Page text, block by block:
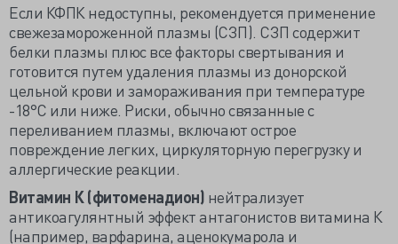
Если КФПК недоступны, рекомендуется применение
свежезамороженной плазмы (СЗП). СЗП содержит
белки плазмы плюс все факторы свертывания и
готовится путем удаления плазмы из донорской
цельной крови и замораживания при температуре
-18°C или ниже. Риски, обычно связанные с
переливанием плазмы, включают острое
повреждение легких, циркуляторную перегрузку и
аллергические реакции.
Витамин К (фитоменадион) нейтрализует
антикоагулянтный эффект антагонистов витамина К
(например, варфарина, аценокумарола и